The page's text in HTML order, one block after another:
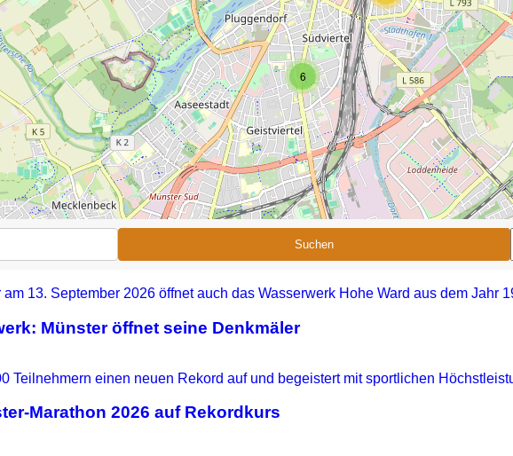
6
Suchen
Münster öffnet seine Denkmäler
Marathon 2026 auf Rekordkurs